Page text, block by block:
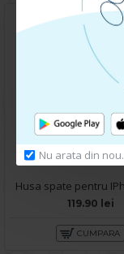
Nu arata din nou.
119.90 lei
CUMPARA